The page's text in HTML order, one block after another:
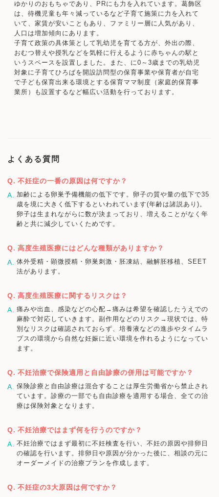
ゆかりのおもちゃであり、PRにも力を入れています。葛飾区
は、待機児童も年々減っているなど子育て施策に力を入れて
いて、家賃が安いこともあり、ファミリー層に人気があり、
人口は増加傾向にあります。
子育て政策の具体策として乳幼児を育てる方が、外出の際、
おむつ替えや授乳などを気軽に行えるように赤ちゃんの駅と
いうスペースを設置しました。また、に0～3歳までの乳幼児
対象に子育てひろばを開設訪問型の保育事業や保育者が自宅
で子ども保育出来る環境とする保育ママ制度（家庭的保育事
業所）も設置するなど幅広い活動を行っております。
よくある質問
不妊症の一番の原因は何ですか？
加齢による卵巣予備機能の低下です。卵子の質や量の低下で35
歳を境に大きく低下するといわれています(年齢は諸説あり)。
卵子は生まれながらに数が決まっており、増えることがなく年
齢と共に減少していくためです。
高度生殖医療にはどんな種類がありますか？
体外受精・顕微授精・卵巣刺激・胚凍結、融解胚移植、SEET
法があります。
高度生殖医療に関するリスクは？
痛みや出血、感染などの心配→痛みは希望を確認したうえでの
麻酔で対応していきます。副作用などのリスク→現状では、特
別なリスクは確認されておらず、培養液などの進歩やタイムラ
プスの環境から自然な妊娠に近い環境を作れるようになってい
ます。
不妊治療で保険適用と自由診療の併用は可能ですか？
保険診療と自由診療は混合することは厚生労働省から禁止され
ています。診療の一部でも自由診療を適用する場合、全ての治
療は保険対象となります。
不妊治療ではまず何を行うのですか？
不妊治療ではまず最初に不妊検査を行い、不妊の原因や排卵日
の確認を行います。排卵日や原因が分かった後に、相談の元に
オーダーメイドの治療プランを作成します。
不妊症の3大原因は何ですか？